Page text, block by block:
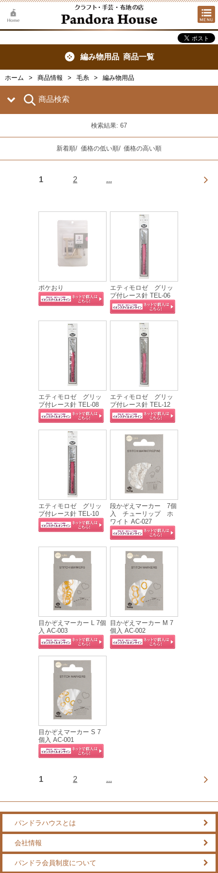
編み物用品 商品一覧
ホーム 商品情報 毛糸 編み物用品
商品検索
検索結果: 67
新着順/ 価格の低い順/ 価格の高い順
1 2 ...
ポケおり
エティモロゼ グリッ
プ付レース針 TEL-06
エティモロゼ グリッ
プ付レース針 TEL-08
エティモロゼ グリッ
プ付レース針 TEL-12
エティモロゼ グリッ
プ付レース針 TEL-10
段かぞえマーカー 7個
入 チューリップ ホ
ワイト AC-027
目かぞえマーカー L 7個
入 AC-003
目かぞえマーカー M 7
個入 AC-002
目かぞえマーカー S 7
個入 AC-001
1 2 ...
パンドラハウスとは
会社情報
パンドラ会員制度について